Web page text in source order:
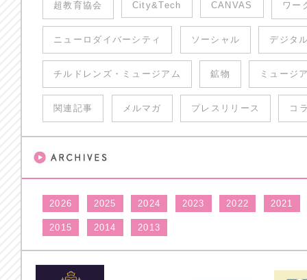
超教育協会 City&Tech CANVAS ワー
ニューロダイバーシティ ソーシャル デジタ
チルドレンズ・ミュージアム 鉱物 ミュージ
関連記事 メルマガ プレスリリース コ
2026 2025 2024 2023 2022 2021
2015 2014 2013